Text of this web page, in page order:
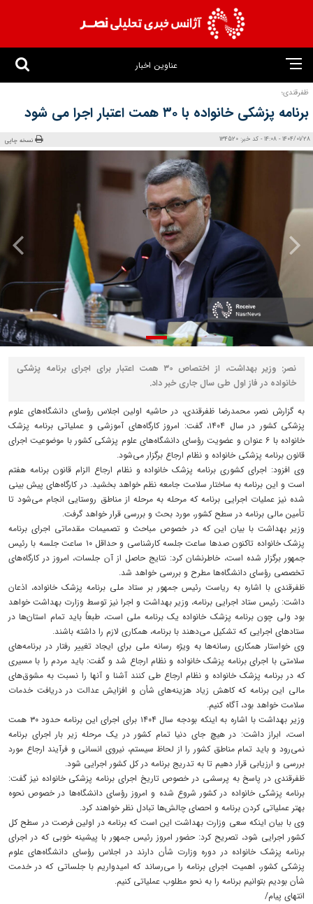
عناوین اخبار
ظفرقندی؛
برنامه پزشکی خانواده با ۳۰ همت اعتبار اجرا می شود
1404/01/28 - 14:08 - کد خبر: 134520 نسخه چاپی
نصر: وزیر بهداشت، از اختصاص ۳۰ همت اعتبار برای اجرای برنامه پزشکی
خانواده در فاز اول طی سال جاری خبر داد.
به گزارش نصر، محمدرضا ظفرقندی، در حاشیه اولین اجلاس رؤسای دانشگاه‌های علوم
پزشکی کشور در سال ۱۴۰۴، گفت: امروز کارگاه‌های آموزشی و عملیاتی برنامه پزشک
خانواده با ۶ عنوان و عضویت رؤسای دانشگاه‌های علوم پزشکی کشور با موضوعیت اجرای
قانون برنامه پزشکی خانواده و نظام ارجاع برگزار می‌شود.
وی افزود: اجرای کشوری برنامه پزشک خانواده و نظام ارجاع الزام قانون برنامه هفتم
است و این برنامه به ساختار سلامت جامعه نظم خواهد بخشید. در کارگاه‌های پیش بینی
شده نیز عملیات اجرایی برنامه که مرحله به مرحله از مناطق روستایی انجام می‌شود تا
تأمین مالی برنامه در سطح کشور، مورد بحث و بررسی قرار خواهد گرفت.
وزیر بهداشت با بیان این که در خصوص مباحث و تصمیمات مقدماتی اجرای برنامه
پزشک خانواده تاکنون صدها ساعت جلسه کارشناسی و حداقل ۱۰ ساعت جلسه با رئیس
جمهور برگزار شده است، خاطرنشان کرد: نتایج حاصل از آن جلسات، امروز در کارگاه‌های
تخصصی رؤسای دانشگاه‌ها مطرح و بررسی خواهد شد.
ظفرقندی با اشاره به ریاست رئیس جمهور بر ستاد ملی برنامه پزشک خانواده، اذعان
داشت: رئیس ستاد اجرایی برنامه، وزیر بهداشت و اجرا نیز توسط وزارت بهداشت خواهد
بود ولی چون برنامه پزشک خانواده یک برنامه ملی است، طبعاً باید تمام استان‌ها در
ستادهای اجرایی که تشکیل می‌دهند با برنامه، همکاری لازم را داشته باشند.
وی خواستار همکاری رسانه‌ها به ویژه رسانه ملی برای ایجاد تغییر رفتار در برنامه‌های
سلامتی با اجرای برنامه پزشک خانواده و نظام ارجاع شد و گفت: باید مردم را با مسیری
که در برنامه پزشک خانواده و نظام ارجاع طی کنند آشنا و آنها را نسبت به مشوق‌های
مالی این برنامه که کاهش زیاد هزینه‌های شأن و افزایش عدالت در دریافت خدمات
سلامت خواهد بود، آگاه کنیم.
وزیر بهداشت با اشاره به اینکه بودجه سال ۱۴۰۴ برای اجرای این برنامه حدود ۳۰ همت
است، ابراز داشت: در هیچ جای دنیا تمام کشور در یک مرحله زیر بار اجرای برنامه
نمی‌رود و باید تمام مناطق کشور را از لحاظ سیستم، نیروی انسانی و فرآیند ارجاع مورد
بررسی و ارزیابی قرار دهیم تا به تدریج برنامه در کل کشور اجرایی شود.
ظفرقندی در پاسخ به پرسشی در خصوص تاریخ اجرای برنامه پزشکی خانواده نیز گفت:
برنامه پزشکی خانواده در کشور شروع شده و امروز رؤسای دانشگاه‌ها در خصوص نحوه
بهتر عملیاتی کردن برنامه و احصای چالش‌ها تبادل نظر خواهند کرد.
وی با بیان اینکه سعی وزارت بهداشت این است که برنامه در اولین فرصت در سطح کل
کشور اجرایی شود، تصریح کرد: حضور امروز رئیس جمهور با پیشینه خوبی که در اجرای
برنامه پزشک خانواده در دوره وزارت شأن دارند در اجلاس رؤسای دانشگاه‌های علوم
پزشکی کشور، اهمیت اجرای برنامه را می‌رساند که امیدواریم با جلساتی که در خدمت
شأن بودیم بتوانیم برنامه را به نحو مطلوب عملیاتی کنیم.
انتهای پیام/